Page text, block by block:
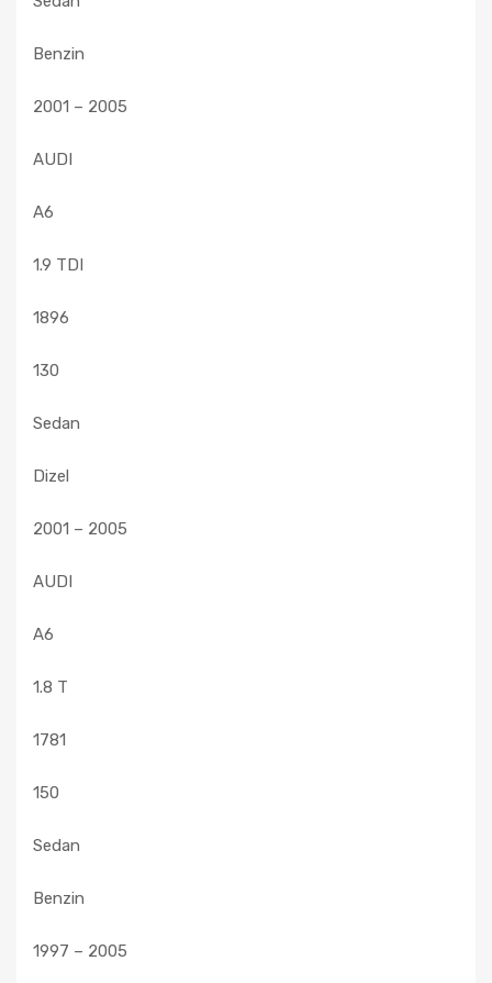
Benzin
2001 – 2005
AUDI
A6
1.9 TDI
1896
130
Sedan
Dizel
2001 – 2005
AUDI
A6
1.8 T
1781
150
Sedan
Benzin
1997 – 2005